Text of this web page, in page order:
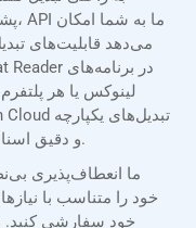
می‌دهد قابلیت‌های
و دقیق اسناد را در هر زمان و هر مکان تضمین می‌کند.
خود سفارشی کنید.